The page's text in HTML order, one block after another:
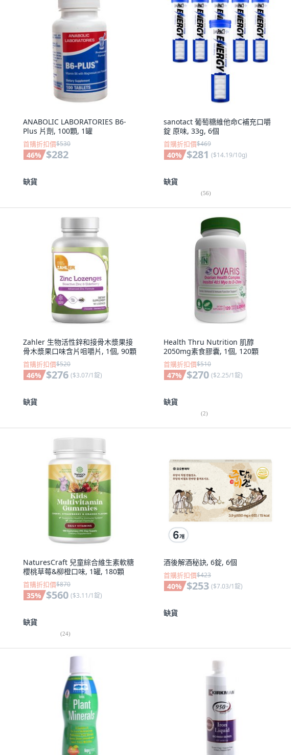
ANABOLIC LABORATORIES B6-
Plus 片劑, 100顆, 1罐
首購折扣價$530
46% $282
缺貨
sanotact 葡萄糖維他命C補充口嚼
錠 原味, 33g, 6個
首購折扣價$469
40% $281 ($14.19/10g)
缺貨
(56)
Zahler 生物活性鋅和接骨木漿果接
骨木漿果口味含片咀嚼片, 1個, 90顆
首購折扣價$520
46% $276 ($3.07/1錠)
缺貨
Health Thru Nutrition 肌醇
2050mg素食膠囊, 1個, 120顆
首購折扣價$510
47% $270 ($2.25/1錠)
缺貨
(2)
NaturesCraft 兒童綜合維生素軟糖
櫻桃草莓&柳橙口味, 1罐, 180顆
首購折扣價$870
35% $560 ($3.11/1錠)
缺貨
(24)
酒後解酒秘訣, 6錠, 6個
首購折扣價$423
40% $253 ($7.03/1錠)
缺貨